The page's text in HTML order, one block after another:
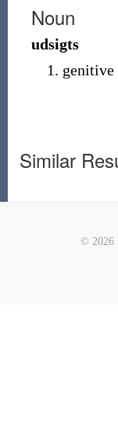
Noun
udsigts
Similar
© 2026